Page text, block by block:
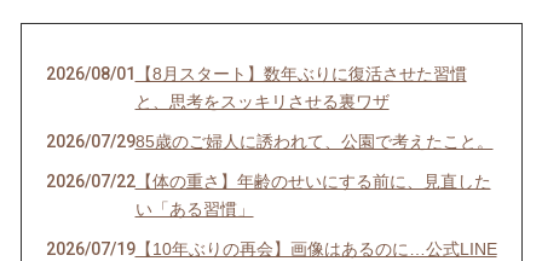
2026/08/01
【8月スタート】数年ぶりに復活させた習慣
と、思考をスッキリさせる裏ワザ
2026/07/2985歳のご婦人に誘われて、公園で考えたこと。
2026/07/22【体の重さ】年齢のせいにする前に、見直した
い「ある習慣」
2026/07/19【10年ぶりの再会】画像はあるのに…公式LINE